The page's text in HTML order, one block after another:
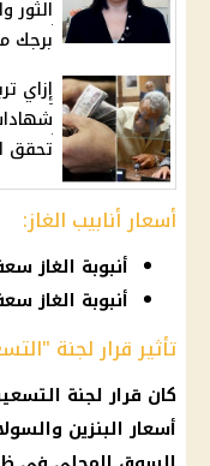
الثور
برجك
أسعار أنابيب الغاز:
أنبوبة الغاز سعة 12.5 كيلو جرام: 150
أنبوبة الغاز سعة 25 كيلو جرام: 200
تأثير قرار لجنة
كان قرار لجنة
أسعار البنزين